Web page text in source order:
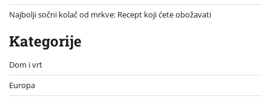
Najbolji sočni kolač od mrkve: Recept koji ćete obožavati
Kategorije
Dom i vrt
Europa